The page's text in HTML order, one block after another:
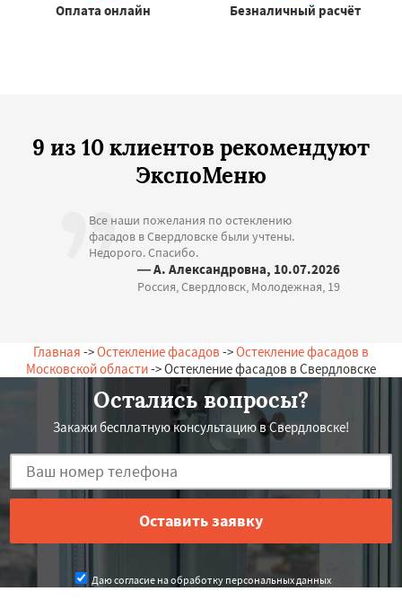
Оплата онлайн Безналичный расчёт
9 из 10 клиентов рекомендуют
ЭкспоМеню
Все наши пожелания по остеклению
фасадов в Свердловске были учтены.
Недорого. Спасибо.
— А. Александровна, 10.07.2026
Россия, Свердловск, Молодежная, 19
Главная ->Остекление фасадов ->Остекление фасадов в
Московской области-> Остекление фасадов в Свердловске
Остались вопросы?
Закажи бесплатную консультацию в Свердловске!
Даю согласие на обработку персональных данных